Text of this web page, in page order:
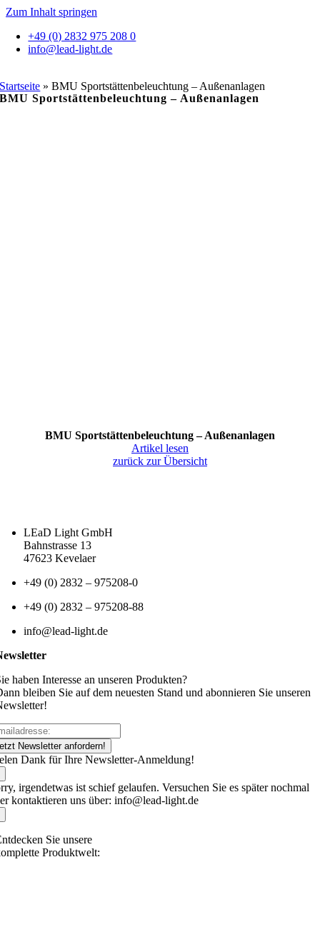
Zum Inhalt springen
+49 (0) 2832 975 208 0
info@lead-light.de
Startseite »BMU Sportstättenbeleuchtung – Außenanlagen
BMU Sportstättenbeleuchtung – Außenanlagen
BMU Sportstättenbeleuchtung – Außenanlagen
Artikel lesen
zurück zur Übersicht
LEaD Light GmbH
Bahnstrasse 13
47623 Kevelaer
+49 (0) 2832 – 975208-0
+49 (0) 2832 – 975208-88
info@lead-light.de
haben Interesse an unseren Produkten?
bleiben Sie auf dem neuesten Stand und abonnieren Sie unseren
Newsletter anfordern!
Dank für Ihre Newsletter-Anmeldung!
irgendetwas ist schief gelaufen. Versuchen Sie es später nochmal
kontaktieren uns über: info@lead-light.de
Sie unsere
Produktwelt: